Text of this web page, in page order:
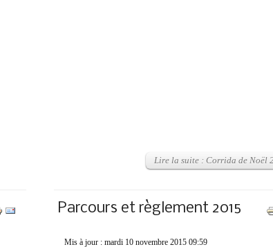
Lire la suite : Corrida de Noël
Parcours et règlement 2015
Mis à jour : mardi 10 novembre 2015 09:59